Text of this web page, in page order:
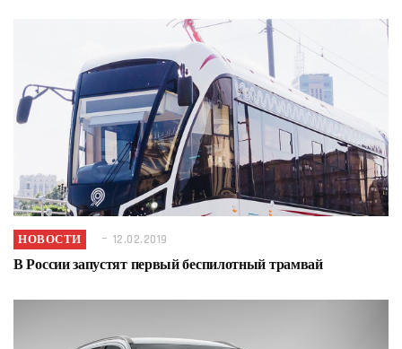
НОВОСТИ 12.02.2019
В России запустят первый беспилотный трамвай